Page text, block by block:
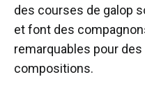
des courses de galop
et font des
remarquables pour
compositions.